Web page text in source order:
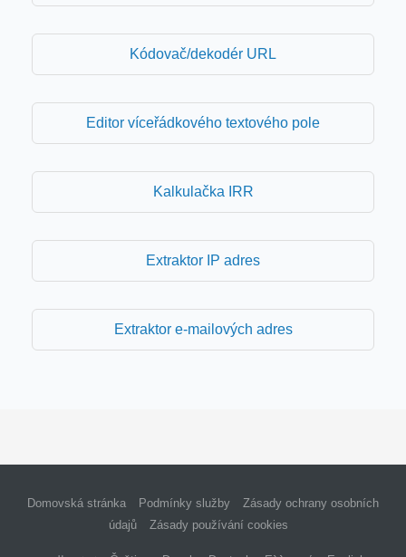
Kódovač/dekodér URL
Editor víceřádkového textového pole
Kalkulačka IRR
Extraktor IP adres
Extraktor e-mailových adres
Domovská stránka Podmínky služby
Zásady ochrany osobních
údajů
Zásady používání cookies